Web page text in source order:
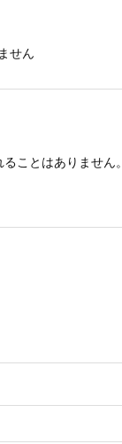
せん
ことはありません。